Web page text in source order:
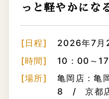
っと軽やかにな
[日程]
2026年7月
[時間]
10：00～
[場所]
亀岡店：亀
8 / 京都店